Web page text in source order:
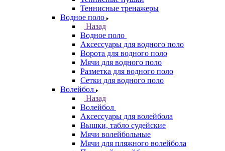
Теннисные тренажеры
Водное поло
Назад
Водное поло
Аксессуары для водного поло
Ворота для водного поло
Мячи для водного поло
Разметка для водного поло
Сетки для водного поло
Волейбол
Назад
Волейбол
Аксессуары для волейбола
Вышки, табло судейские
Мячи волейбольные
Мячи для пляжного волейбола